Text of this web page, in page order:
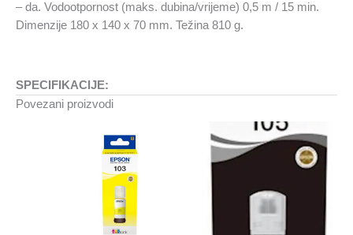
– da. Vodootpornost (maks. dubina/vrijeme) 0,5 m / 15 min.
Dimenzije 180 x 140 x 70 mm. Težina 810 g.
SPECIFIKACIJE:
Povezani proizvodi